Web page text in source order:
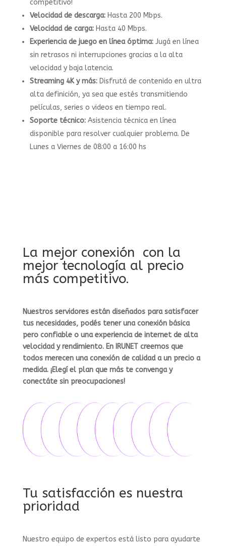
competitivo!
Velocidad de descarga:Hasta 200 Mbps.
Velocidad de carga:Hasta 40 Mbps.
Experiencia de juego en línea óptima:Jugá en línea
sin retrasos ni interrupciones gracias a la alta
velocidad y baja latencia.
Streaming 4K y más:Disfrutá de contenido en ultra
alta definición, ya sea que estés transmitiendo
películas, series o videos en tiempo real.
Soporte técnico:Asistencia técnica en línea
disponible para resolver cualquier problema. De
Lunes a Viernes de 08:00 a 16:00 hs
La mejor conexión con la
mejor tecnología al precio
más competitivo.
Nuestros servidores están diseñados para satisfacer
tus necesidades, podés tener una conexión básica
pero confiable o una experiencia de internet de alta
velocidad y rendimiento. En IRUNET creemos que
todos merecen una conexión de calidad a un precio a
medida. ¡Elegí el plan que más te convenga y
conectáte sin preocupaciones!
Tu satisfacción es nuestra
prioridad
Nuestro equipo de expertos está listo para ayudarte